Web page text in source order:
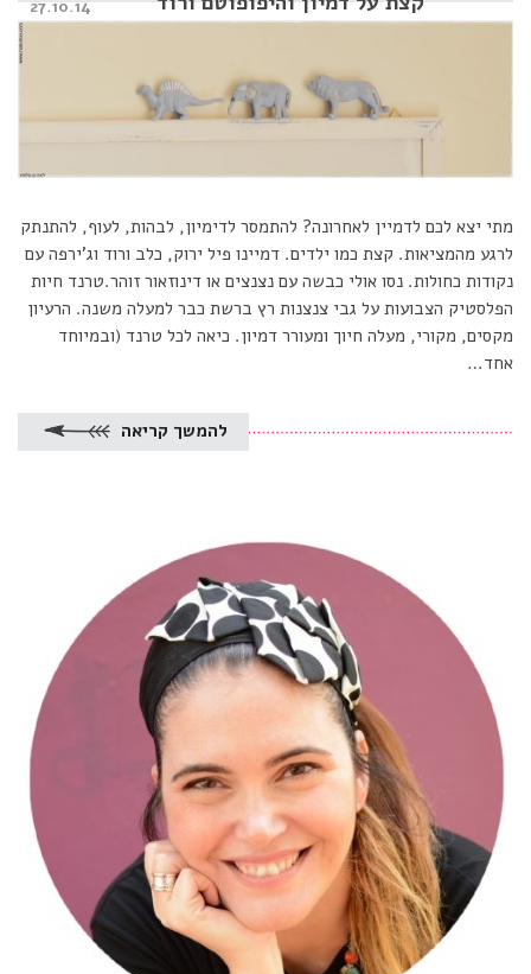
Posted
on
27.10.14
מתי יצא לכם לדמיין לאחרונה? להתמסר לדימיון, לבהות, לעוף, להתנתק
לרגע מהמציאות. קצת כמו ילדים. דמיינו פיל ירוק, כלב ורוד וג’ירפה עם
נקודות כחולות. נסו אולי כבשה עם נצנצים או דינוזאור זוהר.טרנד חיות
הפלסטיק הצבועות על גבי צנצנות רץ ברשת כבר למעלה משנה. הרעיון
מקסים, מקורי, מעלה חיוך ומעורר דמיון. כיאה לכל טרנד (ובמיוחד
אחד…
להמשך קריאה